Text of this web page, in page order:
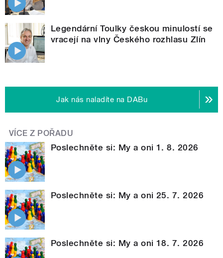
Legendární Toulky českou minulostí se
vracejí na vlny Českého rozhlasu Zlín
Jak nás naladíte na DABu
VÍCE Z POŘADU
Poslechněte si: My a oni 1. 8. 2026
Poslechněte si: My a oni 25. 7. 2026
Poslechněte si: My a oni 18. 7. 2026